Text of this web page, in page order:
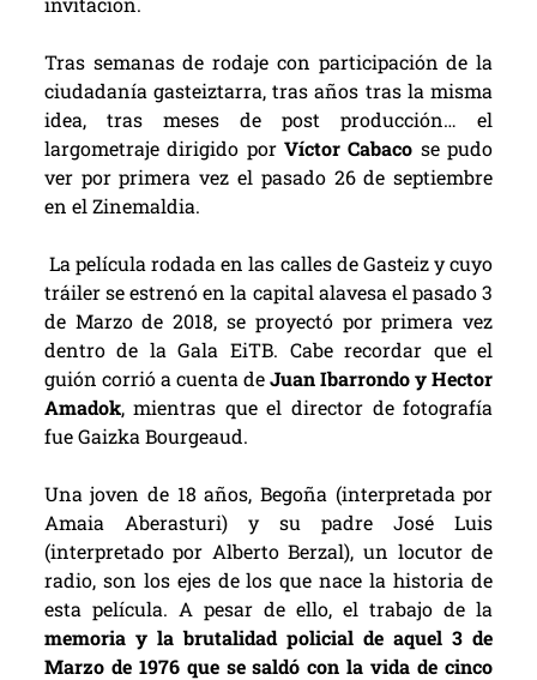
Tras semanas de rodaje con participación de la
ciudadanía gasteiztarra, tras años tras la misma
idea, tras meses de post producción… el
largometraje dirigido por Víctor Cabaco se pudo
ver por primera vez el pasado 26 de septiembre
en el Zinemaldia.
La película rodada en las calles de Gasteiz y cuyo
tráiler se estrenó en la capital alavesa el pasado 3
de Marzo de 2018, se proyectó por primera vez
dentro de la Gala EiTB. Cabe recordar que el
guión corrió a cuenta deJuan Ibarrondo y Hector
Amadok, mientras que el director de fotografía
fue Gaizka Bourgeaud.
Una joven de 18 años, Begoña (interpretada por
Amaia Aberasturi) y su padre José Luis
(interpretado por Alberto Berzal), un locutor de
radio, son los ejes de los que nace la historia de
esta película. A pesar de ello, el trabajo de la
memoria y la brutalidad policial de aquel 3 de
Marzo de 1976 que se saldó con la vida de cinco